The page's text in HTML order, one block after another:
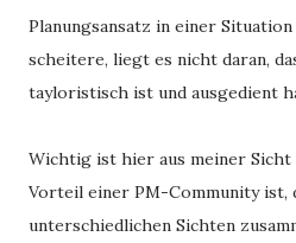
Planungsansatz in einer
scheitere, liegt es nicht daran,
tayloristisch ist und ausgedient
Wichtig ist hier aus meiner Sicht
Vorteil einer PM-Community ist,
unterschiedlichen Sichten